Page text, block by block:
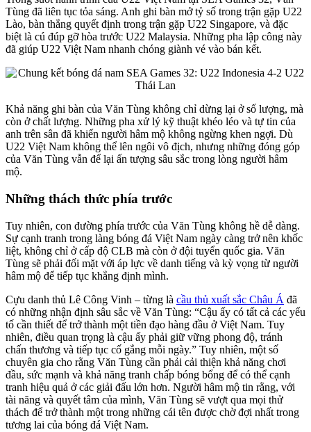
Tùng đã liên tục tỏa sáng. Anh ghi bàn mở tỷ số trong trận gặp U22
Lào, bàn thắng quyết định trong trận gặp U22 Singapore, và đặc
biệt là cú đúp gỡ hòa trước U22 Malaysia. Những pha lập công này
đã giúp U22 Việt Nam nhanh chóng giành vé vào bán kết.
Khả năng ghi bàn của Văn Tùng không chỉ dừng lại ở số lượng, mà
còn ở chất lượng. Những pha xử lý kỹ thuật khéo léo và tự tin của
anh trên sân đã khiến người hâm mộ không ngừng khen ngợi. Dù
U22 Việt Nam không thể lên ngôi vô địch, nhưng những đóng góp
của Văn Tùng vẫn để lại ấn tượng sâu sắc trong lòng người hâm
mộ.
Những thách thức phía trước
Tuy nhiên, con đường phía trước của Văn Tùng không hề dễ dàng.
Sự cạnh tranh trong làng bóng đá Việt Nam ngày càng trở nên khốc
liệt, không chỉ ở cấp độ CLB mà còn ở đội tuyển quốc gia. Văn
Tùng sẽ phải đối mặt với áp lực về danh tiếng và kỳ vọng từ người
hâm mộ để tiếp tục khẳng định mình.
Cựu danh thủ Lê Công Vinh – từng là cầu thủ xuất sắc Châu Á đã
có những nhận định sâu sắc về Văn Tùng: “Cậu ấy có tất cả các yếu
tố cần thiết để trở thành một tiền đạo hàng đầu ở Việt Nam. Tuy
nhiên, điều quan trọng là cậu ấy phải giữ vững phong độ, tránh
chấn thương và tiếp tục cố gắng mỗi ngày.” Tuy nhiên, một số
chuyên gia cho rằng Văn Tùng cần phải cải thiện khả năng chơi
đầu, sức mạnh và khả năng tranh chấp bóng bổng để có thể cạnh
tranh hiệu quả ở các giải đấu lớn hơn. Người hâm mộ tin rằng, với
tài năng và quyết tâm của mình, Văn Tùng sẽ vượt qua mọi thử
thách để trở thành một trong những cái tên được chờ đợi nhất trong
tương lai của bóng đá Việt Nam.